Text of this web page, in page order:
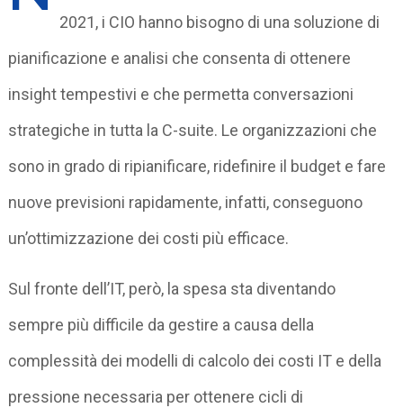
2021, i CIO hanno bisogno di una soluzione di
pianificazione e analisi che consenta di ottenere
insight tempestivi e che permetta conversazioni
strategiche in tutta la C-suite. Le organizzazioni che
sono in grado di ripianificare, ridefinire il budget e fare
nuove previsioni rapidamente, infatti, conseguono
un’ottimizzazione dei costi più efficace.
Sul fronte dell’IT, però, la spesa sta diventando
sempre più difficile da gestire a causa della
complessità dei modelli di calcolo dei costi IT e della
pressione necessaria per ottenere cicli di